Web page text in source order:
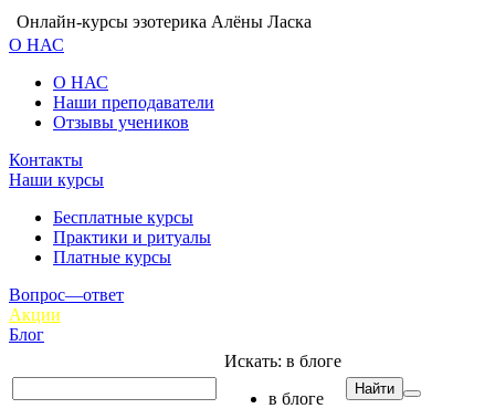
Онлайн-курсы эзотерика Алёны Ласка
О НАС
О НАС
Наши преподаватели
Отзывы учеников
Контакты
Наши курсы
Бесплатные курсы
Практики и ритуалы
Платные курсы
Вопрос—ответ
Акции
Блог
Искать: в блоге
в блоге
Найти